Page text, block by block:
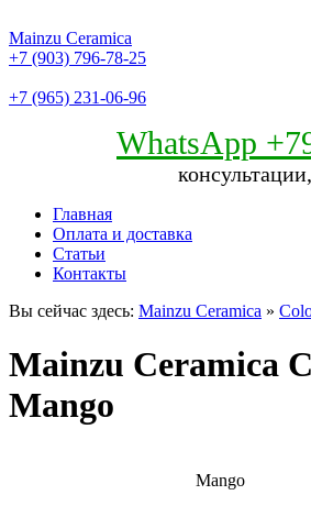
Mainzu Ceramica
+7 (903) 796-78-25
+7 (965) 231-06-96
WhatsApp
Главная
Оплата и доставка
Статьи
Контакты
Вы сейчас здесь: Mainzu Ceramica »
Mainzu Ceramica
Mango
Mango